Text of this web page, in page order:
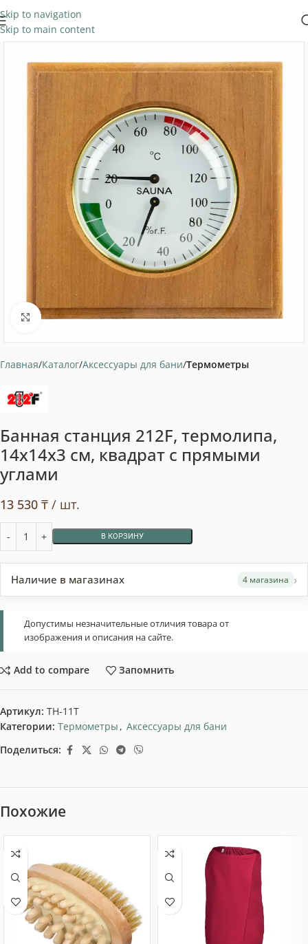
Skip to navigation
Skip to main content
Нажмите, чтобы увеличить
Главная Каталог Аксессуары для бани Термометры
Банная станция 212F, термолипа,
14x14x3 см, квадрат с прямыми
углами
13 530 ₸ / шт.
В КОРЗИНУ
Наличие в магазинах 4 магазина ›
Допустимы незначительные отличия товара от
изображения и описания на сайте.
Add to compare Запомнить
Артикул: ТН-11T
Категории: Термометры , Аксессуары для бани
Поделиться:
Похожие